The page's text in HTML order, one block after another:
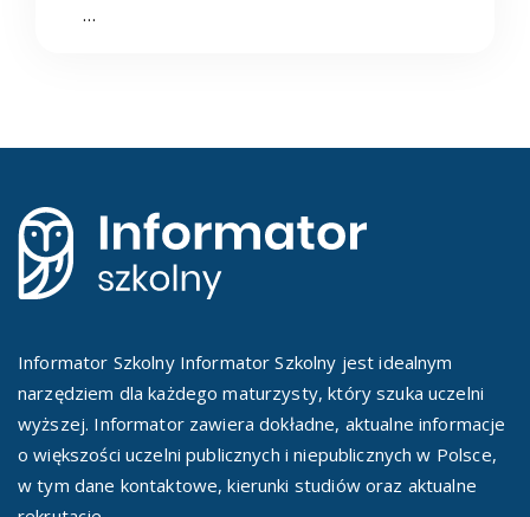
…
Informator Szkolny Informator Szkolny jest idealnym
narzędziem dla każdego maturzysty, który szuka uczelni
wyższej. Informator zawiera dokładne, aktualne informacje
o większości uczelni publicznych i niepublicznych w Polsce,
w tym dane kontaktowe, kierunki studiów oraz aktualne